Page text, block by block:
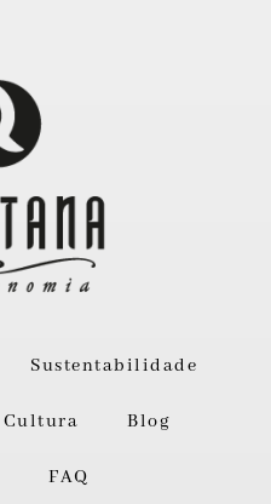
Sustentabilidade
Cultura Blog
FAQ